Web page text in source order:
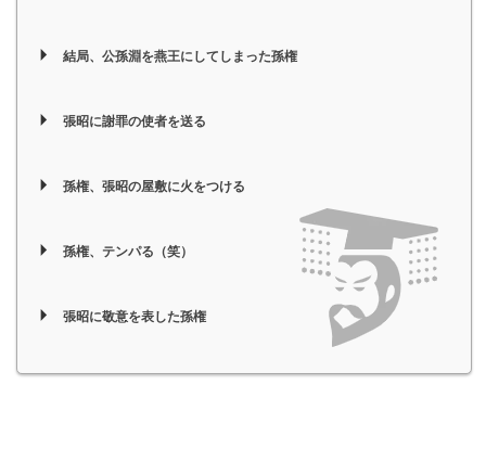
結局、公孫淵を燕王にしてしまった孫権
張昭に謝罪の使者を送る
孫権、張昭の屋敷に火をつける
孫権、テンパる（笑）
張昭に敬意を表した孫権